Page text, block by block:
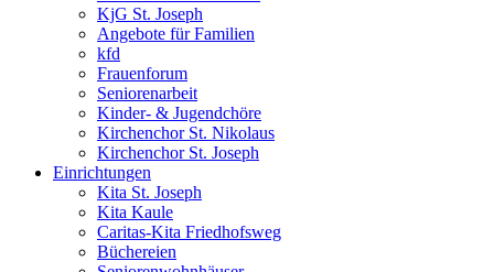
KjG St. Joseph
Angebote für Familien
kfd
Frauenforum
Seniorenarbeit
Kinder- & Jugendchöre
Kirchenchor St. Nikolaus
Kirchenchor St. Joseph
Einrichtungen
Kita St. Joseph
Kita Kaule
Caritas-Kita Friedhofsweg
Büchereien